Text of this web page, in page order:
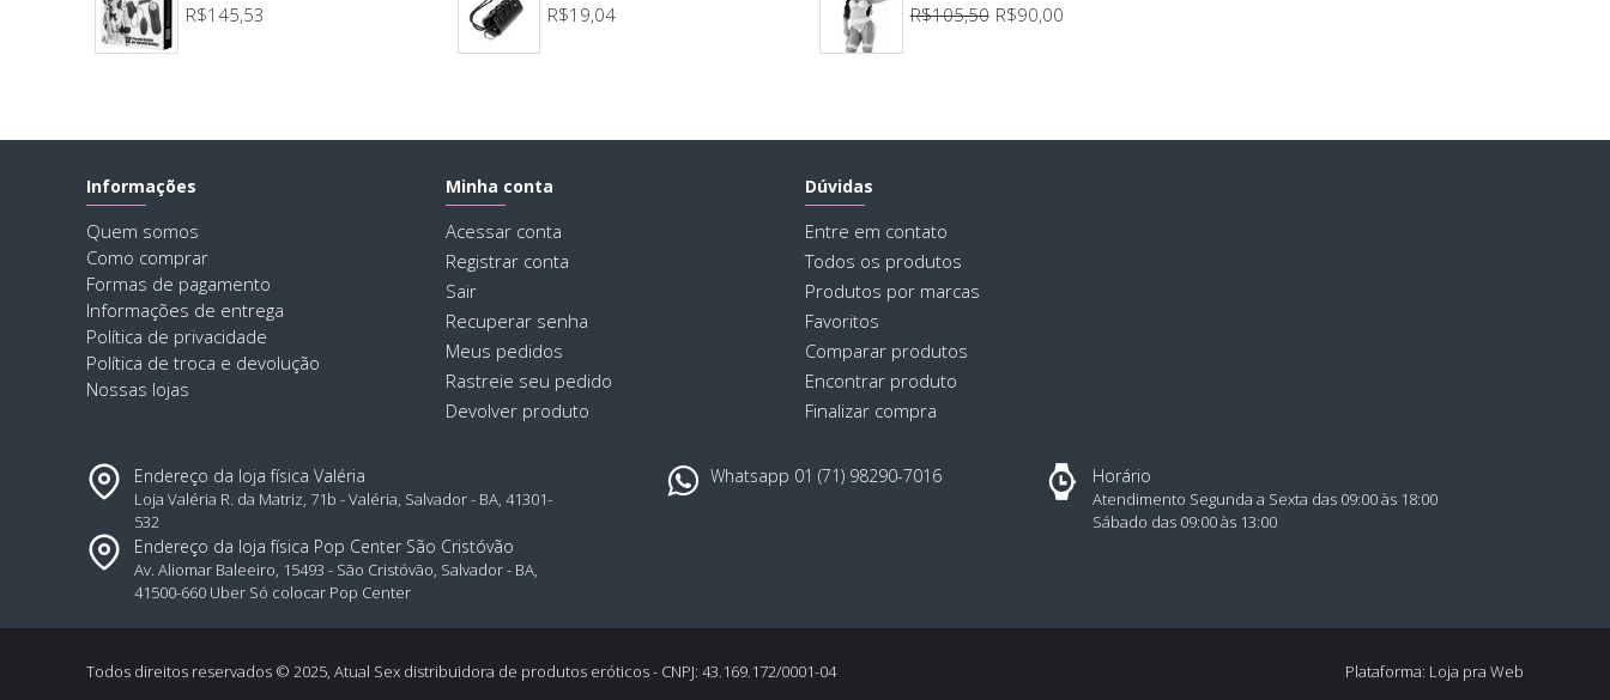
R$145,53
R$19,04
R$90,00
R$105,50
Informações
Quem somos
Como comprar
Formas de pagamento
Informações de entrega
Política de privacidade
Política de troca e devolução
Nossas lojas
Minha conta
Acessar conta
Registrar conta
Sair
Recuperar senha
Meus pedidos
Rastreie seu pedido
Devolver produto
Dúvidas
Entre em contato
Todos os produtos
Produtos por marcas
Favoritos
Comparar produtos
Encontrar produto
Finalizar compra
Endereço da loja física Valéria
Loja Valéria R. da Matriz, 71b - Valéria, Salvador - BA, 41301-
532
Endereço da loja física Pop Center São Cristóvão
Av. Aliomar Baleeiro, 15493 - São Cristóvão, Salvador - BA,
41500-660 Uber Só colocar Pop Center
Whatsapp 01 (71) 98290-7016 Horário
Atendimento Segunda a Sexta das 09:00 às 18:00
Sábado das 09:00 às 13:00
Todos direitos reservados © 2025, Atual Sex distribuidora de produtos eróticos - CNPJ: 43.169.172/0001-04 Plataforma: Loja pra Web